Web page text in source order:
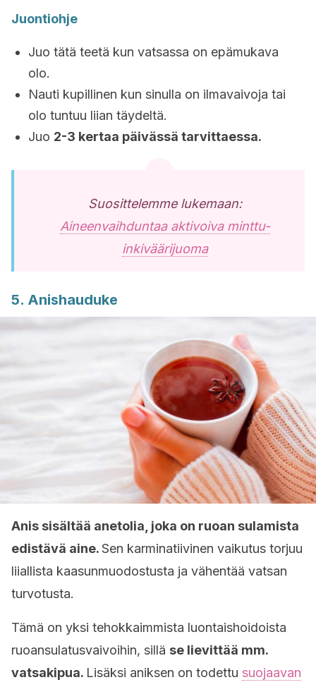
Juontiohje
Juo tätä teetä kun vatsassa on epämukava
olo.
Nauti kupillinen kun sinulla on ilmavaivoja tai
olo tuntuu liian täydeltä.
Juo 2-3 kertaa päivässä tarvittaessa.
Suosittelemme lukemaan:
Aineenvaihduntaa aktivoiva minttu-
inkiväärijuoma
5. Anishauduke
Anis sisältää anetolia, joka on ruoan sulamista
edistävä aine.Sen karminatiivinen vaikutus torjuu
liiallista kaasunmuodostusta ja vähentää vatsan
turvotusta.
Tämä on yksi tehokkaimmista luontaishoidoista
ruoansulatusvaivoihin, sillä se lievittää mm.
vatsakipua. Lisäksi aniksen on todettu suojaavan